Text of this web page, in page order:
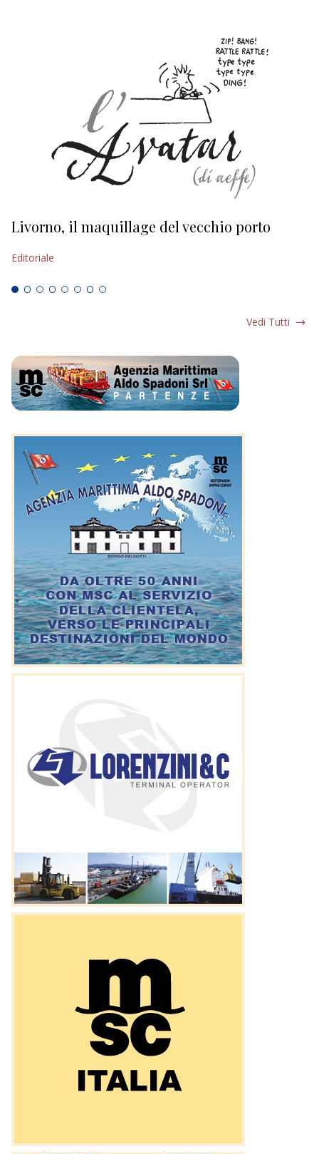
Livorno, il maquillage del vecchio porto
Editoriale
Vedi Tutti